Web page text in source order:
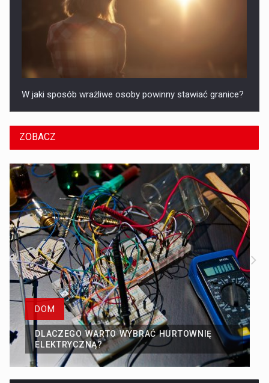
Jak ładnie wychodzić na zdjęciach?
ZOBACZ
DOM
JAK WYBRAĆ KOŁDRĘ DLA ALERGIKA?